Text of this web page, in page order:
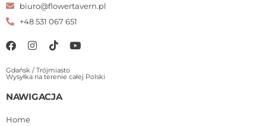
biuro@flowertavern.pl
+48 531 067 651
Gdańsk / Trójmiasto
Wysyłka na terenie całej Polski
NAWIGACJA
Home